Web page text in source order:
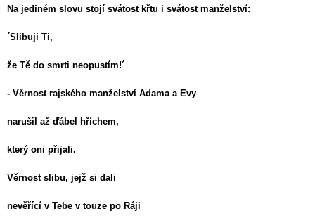
Na jediném slovu stojí svátost křtu i svátost manželství:
´Slibuji Ti,
že Tě do smrti neopustím!´
- Věrnost rajského manželství Adama a Evy
narušil až ďábel hříchem,
který oni přijali.
Věrnost slibu, jejž si dali
nevěřící v Tebe v touze po Ráji